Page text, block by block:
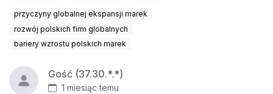
przyczyny globalnej ekspansji marek
rozwój polskich firm globalnych
bariery wzrostu polskich marek
Gość (37.30.*.*)
1 miesiąc temu